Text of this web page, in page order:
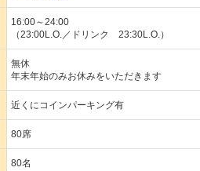
16:00～24:00
（23:00L.O.／ドリンク 23:30L.O.）
無休
年末年始のみお休みをいただきます
近くにコインパーキング有
80席
80名